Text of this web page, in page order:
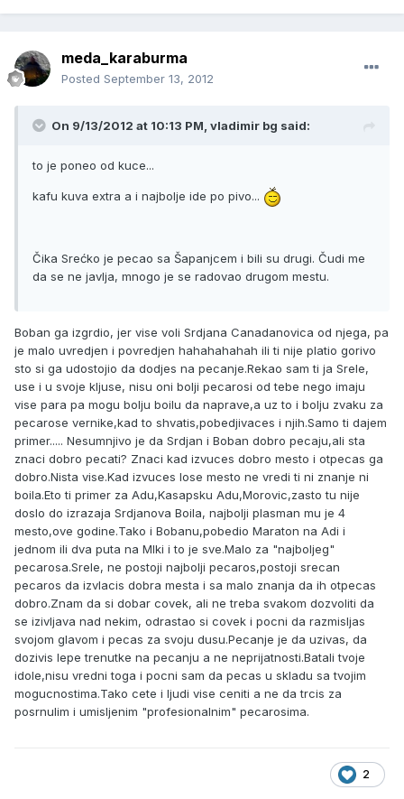
meda_karaburma
Posted September 13, 2012
On 9/13/2012 at 10:13 PM, vladimir bg said:
to je poneo od kuce...
kafu kuva extra a i najbolje ide po pivo...
Čika Srećko je pecao sa Šapanjcem i bili su drugi. Čudi me
da se ne javlja, mnogo je se radovao drugom mestu.
Boban ga izgrdio, jer vise voli Srdjana Canadanovica od njega, pa
je malo uvredjen i povredjen hahahahahah ili ti nije platio gorivo
sto si ga udostojio da dodjes na pecanje.Rekao sam ti ja Srele,
use i u svoje kljuse, nisu oni bolji pecarosi od tebe nego imaju
vise para pa mogu bolju boilu da naprave,a uz to i bolju zvaku za
pecarose vernike,kad to shvatis,pobedjivaces i njih.Samo ti dajem
primer..... Nesumnjivo je da Srdjan i Boban dobro pecaju,ali sta
znaci dobro pecati? Znaci kad izvuces dobro mesto i otpecas ga
dobro.Nista vise.Kad izvuces lose mesto ne vredi ti ni znanje ni
boila.Eto ti primer za Adu,Kasapsku Adu,Morovic,zasto tu nije
doslo do izrazaja Srdjanova Boila, najbolji plasman mu je 4
mesto,ove godine.Tako i Bobanu,pobedio Maraton na Adi i
jednom ili dva puta na MIki i to je sve.Malo za "najboljeg"
pecarosa.Srele, ne postoji najbolji pecaros,postoji srecan
pecaros da izvlacis dobra mesta i sa malo znanja da ih otpecas
dobro.Znam da si dobar covek, ali ne treba svakom dozvoliti da
se izivljava nad nekim, odrastao si covek i pocni da razmisljas
svojom glavom i pecas za svoju dusu.Pecanje je da uzivas, da
dozivis lepe trenutke na pecanju a ne neprijatnosti.Batali tvoje
idole,nisu vredni toga i pocni sam da pecas u skladu sa tvojim
mogucnostima.Tako cete i ljudi vise ceniti a ne da trcis za
posrnulim i umisljenim "profesionalnim" pecarosima.
2